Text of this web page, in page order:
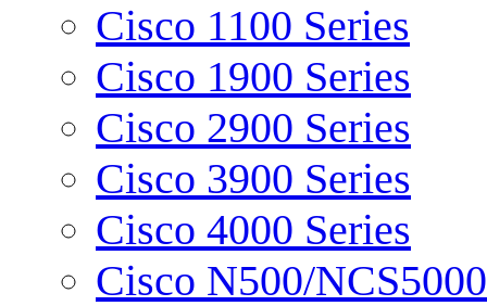
Cisco 1100 Series
Cisco 1900 Series
Cisco 2900 Series
Cisco 3900 Series
Cisco 4000 Series
Cisco N500/